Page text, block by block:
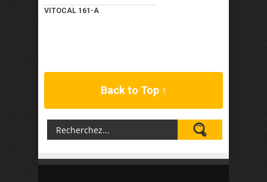
VITOCAL 161-A
Back to Top ↑